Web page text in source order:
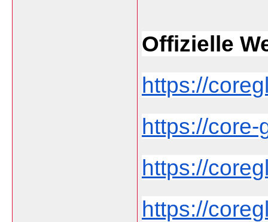
Offizielle
https://
https://core-
https://
https://